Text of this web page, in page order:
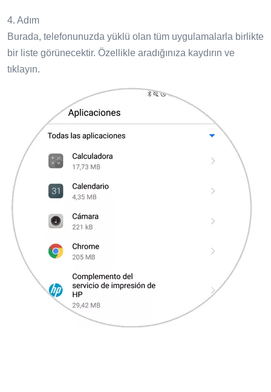
4. Adım
Burada, telefonunuzda yüklü olan tüm uygulamalarla birlikte
bir liste görünecektir. Özellikle aradığınıza kaydırın ve
tıklayın.